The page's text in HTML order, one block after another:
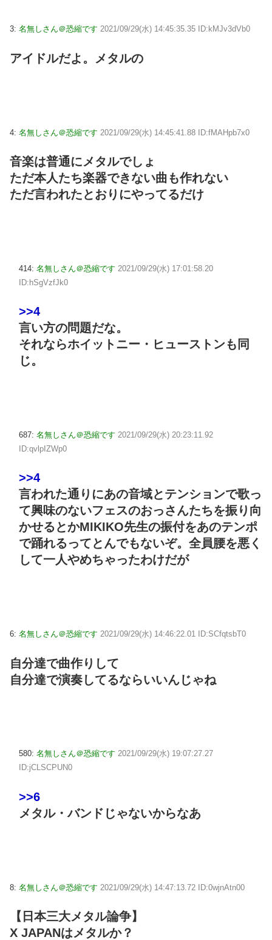
3: 名無しさん＠恐縮です 2021/09/29(水) 14:45:35.35 ID:kMJv3dVb0
アイドルだよ。メタルの
4: 名無しさん＠恐縮です 2021/09/29(水) 14:45:41.88 ID:fMAHpb7x0
音楽は普通にメタルでしょ
ただ本人たち楽器できない曲も作れない
ただ言われたとおりにやってるだけ
414: 名無しさん＠恐縮です 2021/09/29(水) 17:01:58.20
ID:hSgVzfJk0
>>4
言い方の問題だな。
それならホイットニー・ヒューストンも同
じ。
687: 名無しさん＠恐縮です 2021/09/29(水) 20:23:11.92
ID:qvlpIZWp0
>>4
言われた通りにあの音域とテンションで歌っ
て興味のないフェスのおっさんたちを振り向
かせるとかMIKIKO先生の振付をあのテンポ
で踊れるってとんでもないぞ。全員腰を悪く
して一人やめちゃったわけだが
6: 名無しさん＠恐縮です 2021/09/29(水) 14:46:22.01 ID:SCfqtsbT0
自分達で曲作りして
自分達で演奏してるならいいんじゃね
580: 名無しさん＠恐縮です 2021/09/29(水) 19:07:27.27
ID:jCLSCPUN0
>>6
メタル・バンドじゃないからなあ
8: 名無しさん＠恐縮です 2021/09/29(水) 14:47:13.72 ID:0wjnAtn00
【日本三大メタル論争】
X JAPANはメタルか？